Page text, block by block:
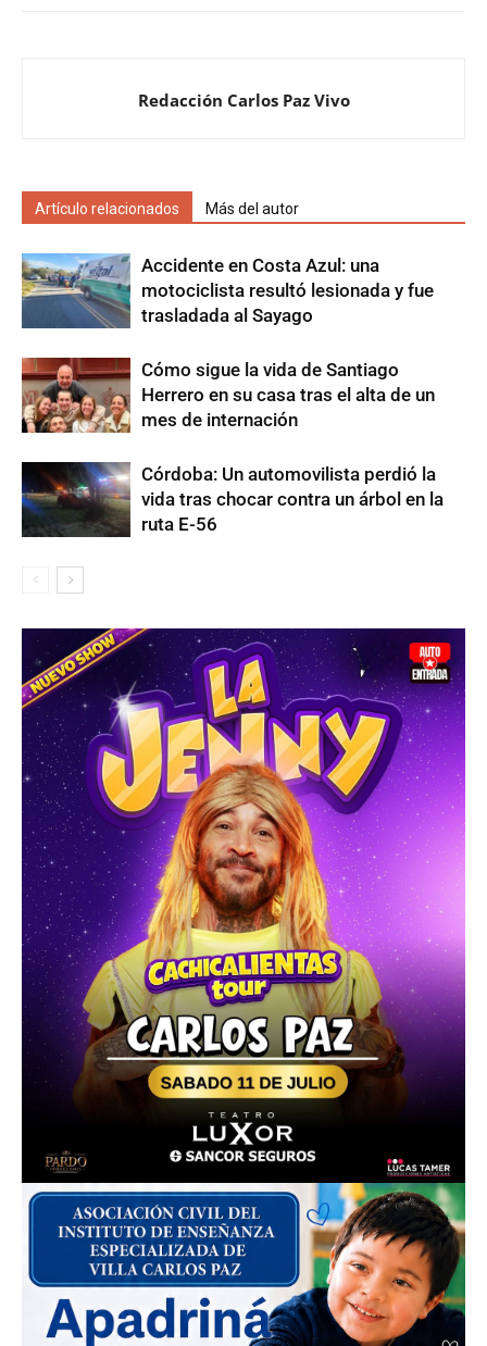
Redacción Carlos Paz Vivo
Artículo relacionados Más del autor
Accidente en Costa Azul: una
motociclista resultó lesionada y fue
trasladada al Sayago
Cómo sigue la vida de Santiago
Herrero en su casa tras el alta de un
mes de internación
Córdoba: Un automovilista perdió la
vida tras chocar contra un árbol en la
ruta E-56